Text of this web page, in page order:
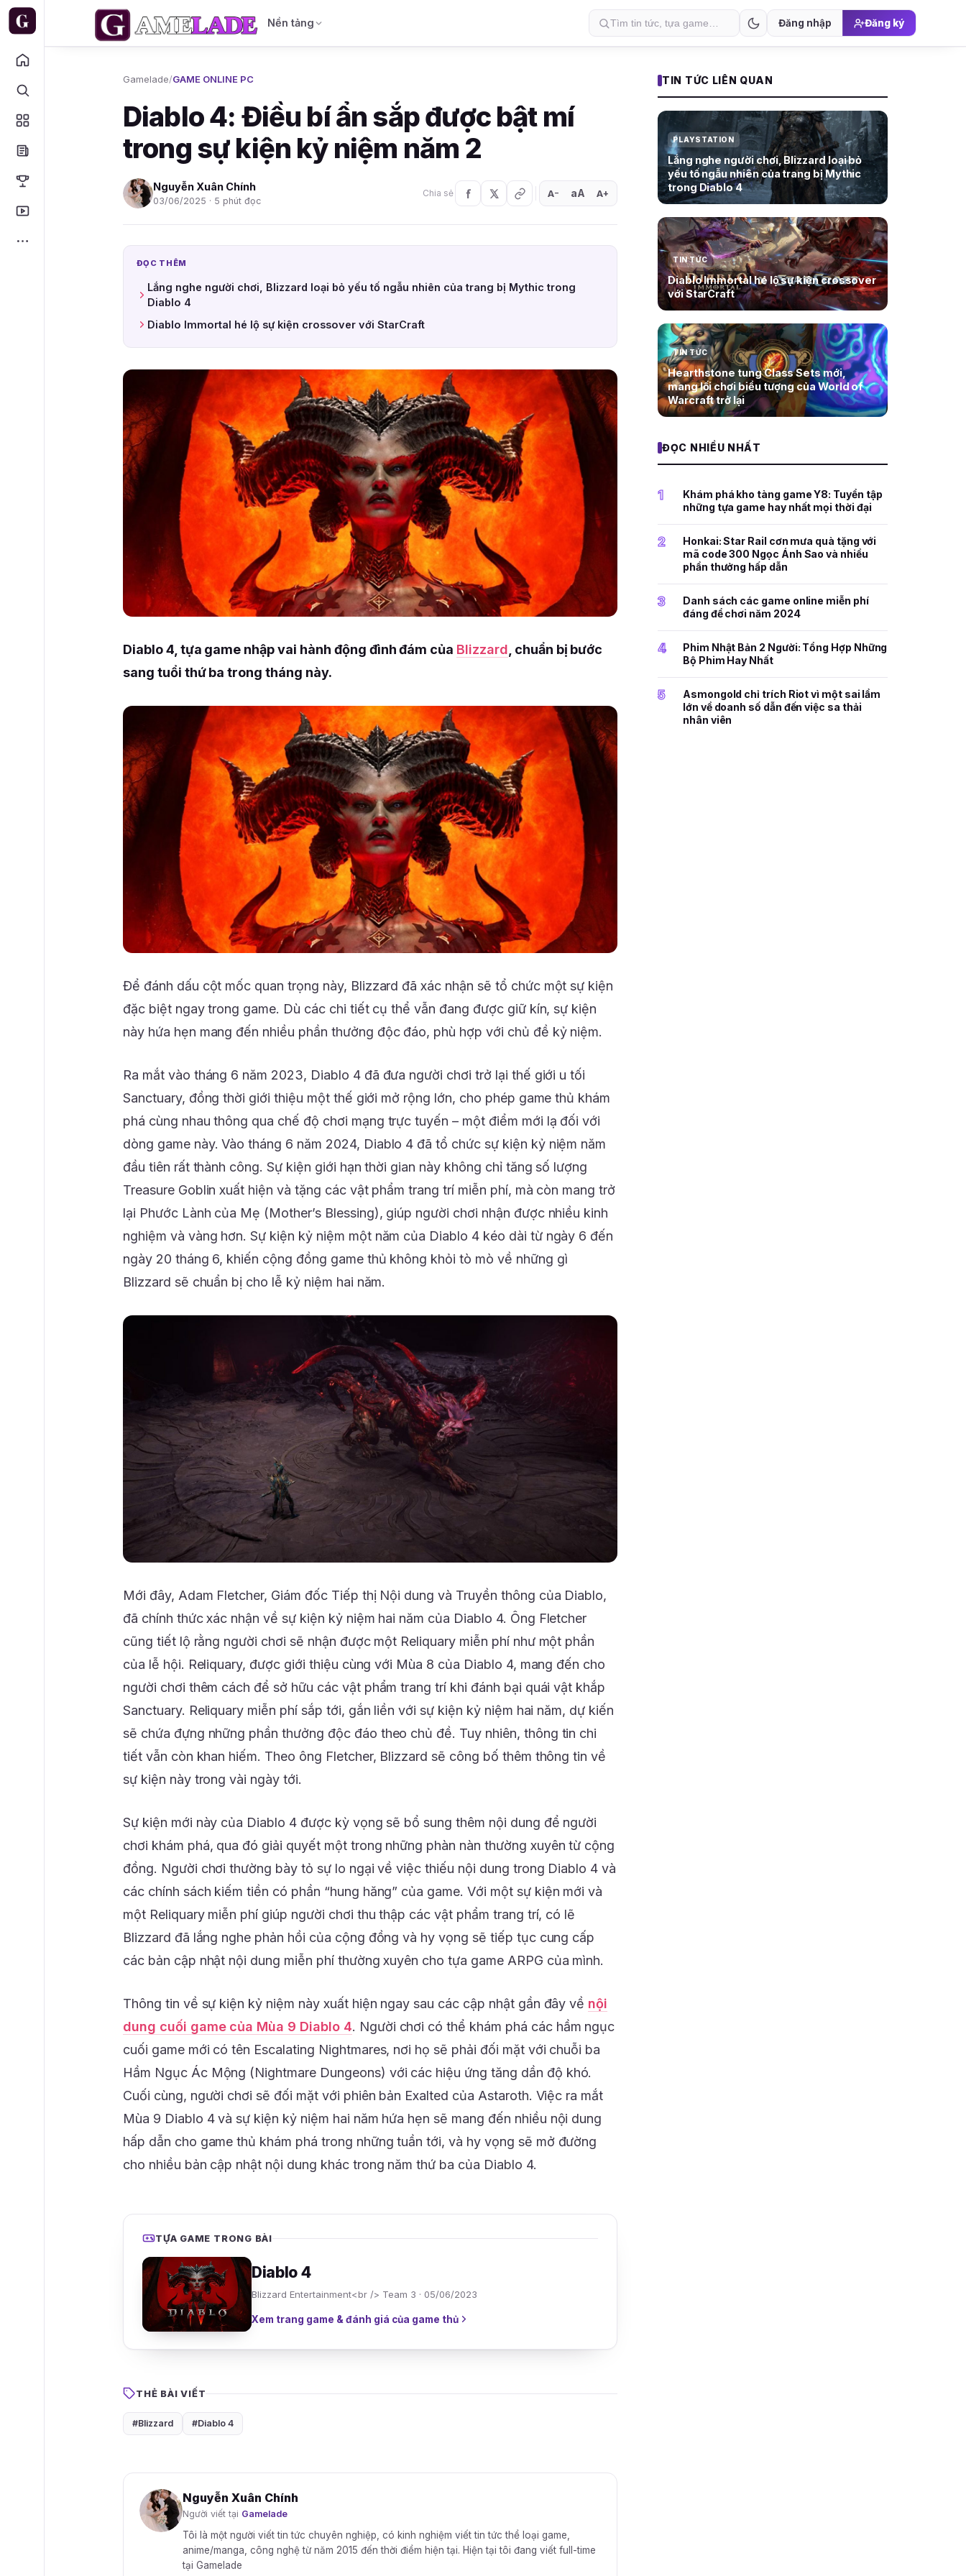
Nền tảng Đăng nhập Đăng ký
Gamelade/GAME ONLINE PC
Diablo 4: Điều bí ẩn sắp được bật mí
trong sự kiện kỷ niệm năm 2
Nguyễn Xuân Chính
03/06/2025 · 5 phút đọc
Chia sẻ A− aA A+
ĐỌC THÊM
Lắng nghe người chơi, Blizzard loại bỏ yếu tố ngẫu nhiên của trang bị Mythic trong
Diablo 4
Diablo Immortal hé lộ sự kiện crossover với StarCraft
Diablo 4, tựa game nhập vai hành động đình đám của Blizzard , chuẩn bị bước
sang tuổi thứ ba trong tháng này.
Để đánh dấu cột mốc quan trọng này, Blizzard đã xác nhận sẽ tổ chức một sự kiện
đặc biệt ngay trong game. Dù các chi tiết cụ thể vẫn đang được giữ kín, sự kiện
này hứa hẹn mang đến nhiều phần thưởng độc đáo, phù hợp với chủ đề kỷ niệm.
Ra mắt vào tháng 6 năm 2023, Diablo 4 đã đưa người chơi trở lại thế giới u tối
Sanctuary, đồng thời giới thiệu một thế giới mở rộng lớn, cho phép game thủ khám
phá cùng nhau thông qua chế độ chơi mạng trực tuyến – một điểm mới lạ đối với
dòng game này. Vào tháng 6 năm 2024, Diablo 4 đã tổ chức sự kiện kỷ niệm năm
đầu tiên rất thành công. Sự kiện giới hạn thời gian này không chỉ tăng số lượng
Treasure Goblin xuất hiện và tặng các vật phẩm trang trí miễn phí, mà còn mang trở
lại Phước Lành của Mẹ (Mother’s Blessing), giúp người chơi nhận được nhiều kinh
nghiệm và vàng hơn. Sự kiện kỷ niệm một năm của Diablo 4 kéo dài từ ngày 6 đến
ngày 20 tháng 6, khiến cộng đồng game thủ không khỏi tò mò về những gì
Blizzard sẽ chuẩn bị cho lễ kỷ niệm hai năm.
Mới đây, Adam Fletcher, Giám đốc Tiếp thị Nội dung và Truyền thông của Diablo,
đã chính thức xác nhận về sự kiện kỷ niệm hai năm của Diablo 4. Ông Fletcher
cũng tiết lộ rằng người chơi sẽ nhận được một Reliquary miễn phí như một phần
của lễ hội. Reliquary, được giới thiệu cùng với Mùa 8 của Diablo 4, mang đến cho
người chơi thêm cách để sở hữu các vật phẩm trang trí khi đánh bại quái vật khắp
Sanctuary. Reliquary miễn phí sắp tới, gắn liền với sự kiện kỷ niệm hai năm, dự kiến
sẽ chứa đựng những phần thưởng độc đáo theo chủ đề. Tuy nhiên, thông tin chi
tiết vẫn còn khan hiếm. Theo ông Fletcher, Blizzard sẽ công bố thêm thông tin về
sự kiện này trong vài ngày tới.
Sự kiện mới này của Diablo 4 được kỳ vọng sẽ bổ sung thêm nội dung để người
chơi khám phá, qua đó giải quyết một trong những phàn nàn thường xuyên từ cộng
đồng. Người chơi thường bày tỏ sự lo ngại về việc thiếu nội dung trong Diablo 4 và
các chính sách kiếm tiền có phần “hung hăng” của game. Với một sự kiện mới và
một Reliquary miễn phí giúp người chơi thu thập các vật phẩm trang trí, có lẽ
Blizzard đã lắng nghe phản hồi của cộng đồng và hy vọng sẽ tiếp tục cung cấp
các bản cập nhật nội dung miễn phí thường xuyên cho tựa game ARPG của mình.
Thông tin về sự kiện kỷ niệm này xuất hiện ngay sau các cập nhật gần đây về nội
dung cuối game của Mùa 9 Diablo 4. Người chơi có thể khám phá các hầm ngục
cuối game mới có tên Escalating Nightmares, nơi họ sẽ phải đối mặt với chuỗi ba
Hầm Ngục Ác Mộng (Nightmare Dungeons) với các hiệu ứng tăng dần độ khó.
Cuối cùng, người chơi sẽ đối mặt với phiên bản Exalted của Astaroth. Việc ra mắt
Mùa 9 Diablo 4 và sự kiện kỷ niệm hai năm hứa hẹn sẽ mang đến nhiều nội dung
hấp dẫn cho game thủ khám phá trong những tuần tới, và hy vọng sẽ mở đường
cho nhiều bản cập nhật nội dung khác trong năm thứ ba của Diablo 4.
TỰA GAME TRONG BÀI
Diablo 4
Blizzard Entertainment<br /> Team 3 · 05/06/2023
Xem trang game & đánh giá của game thủ
THẺ BÀI VIẾT
#Blizzard #Diablo 4
Nguyễn Xuân Chính
Người viết tại Gamelade
Tôi là một người viết tin tức chuyên nghiệp, có kinh nghiệm viết tin tức thể loại game,
anime/manga, công nghệ từ năm 2015 đến thời điểm hiện tại. Hiện tại tôi đang viết full-time
tại Gamelade
TIN TỨC LIÊN QUAN
PLAYSTATION
Lắng nghe người chơi, Blizzard loại bỏ
yếu tố ngẫu nhiên của trang bị Mythic
trong Diablo 4
TIN TỨC
Diablo Immortal hé lộ sự kiện crossover
với StarCraft
TIN TỨC
Hearthstone tung Class Sets mới,
mang lối chơi biểu tượng của World of
Warcraft trở lại
ĐỌC NHIỀU NHẤT
1
Khám phá kho tàng game Y8: Tuyển tập
những tựa game hay nhất mọi thời đại
2
Honkai: Star Rail cơn mưa quà tặng với
mã code 300 Ngọc Ánh Sao và nhiều
phần thưởng hấp dẫn
3
Danh sách các game online miễn phí
đáng để chơi năm 2024
4
Phim Nhật Bản 2 Người: Tổng Hợp Những
Bộ Phim Hay Nhất
5
Asmongold chỉ trích Riot vì một sai lầm
lớn về doanh số dẫn đến việc sa thải
nhân viên